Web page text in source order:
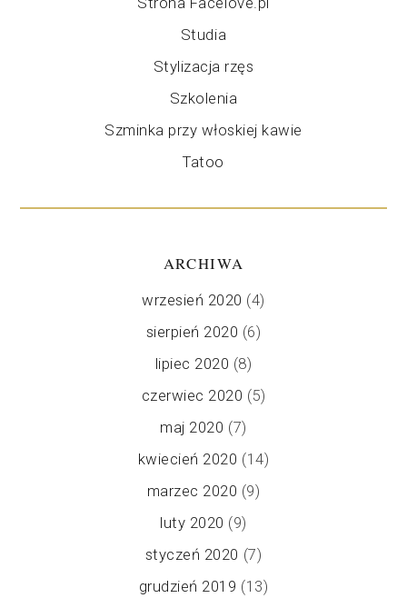
Studia
Stylizacja rzęs
Szkolenia
Szminka przy włoskiej kawie
Tatoo
ARCHIWA
wrzesień 2020 (4)
sierpień 2020 (6)
lipiec 2020 (8)
czerwiec 2020 (5)
maj 2020 (7)
kwiecień 2020 (14)
marzec 2020 (9)
luty 2020 (9)
styczeń 2020 (7)
grudzień 2019 (13)